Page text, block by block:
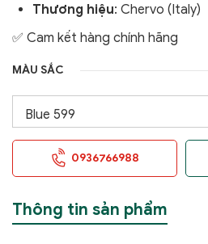
Thương hiệu: Chervo (Italy)
✅ Cam kết hàng chính hãng
MÀU SẮC
0936766988
Thông tin sản phẩm